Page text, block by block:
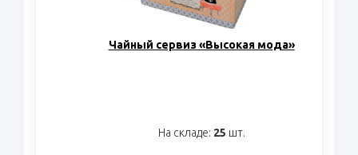
Чайный сервиз «Высокая мода»
На складе: 25 шт.